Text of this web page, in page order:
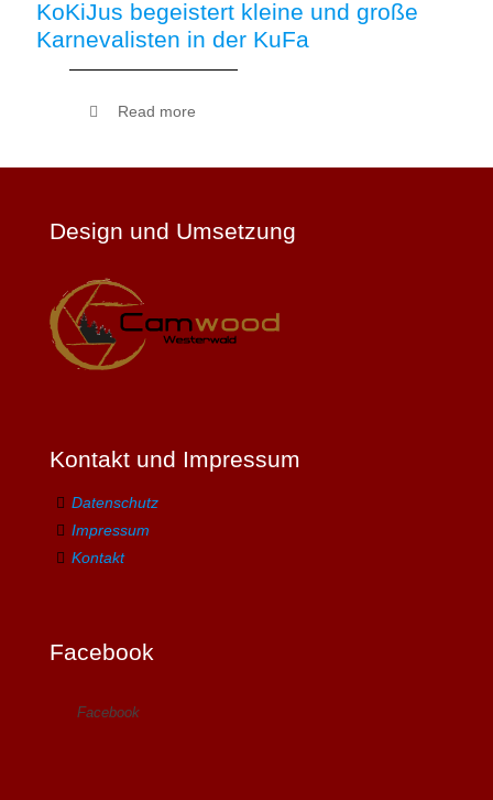
KoKiJus begeistert kleine und große
Karnevalisten in der KuFa
Read more
Design und Umsetzung
Kontakt und Impressum
Datenschutz
Impressum
Kontakt
Facebook
Facebook